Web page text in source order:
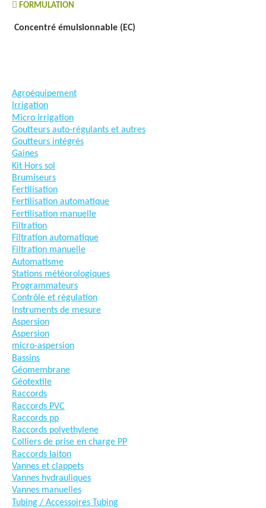
FORMULATION
Concentré émulsionnable (EC)
Agroéquipement
Irrigation
Micro irrigation
Goutteurs auto-régulants et autres
Goutteurs intégrés
Gaines
Kit Hors sol
Brumiseurs
Fertilisation
Fertilisation automatique
Fertilisation manuelle
Filtration
Filtration automatique
Filtration manuelle
Automatisme
Stations météorologiques
Programmateurs
Contrôle et régulation
Instruments de mesure
Aspersion
Aspersion
micro-aspersion
Bassins
Géomembrane
Géotextile
Raccords
Raccords PVC
Raccords pp
Raccords polyethylene
Colliers de prise en charge PP
Raccords laiton
Vannes et clappets
Vannes hydrauliques
Vannes manuelles
Tubing / Accessoires Tubing